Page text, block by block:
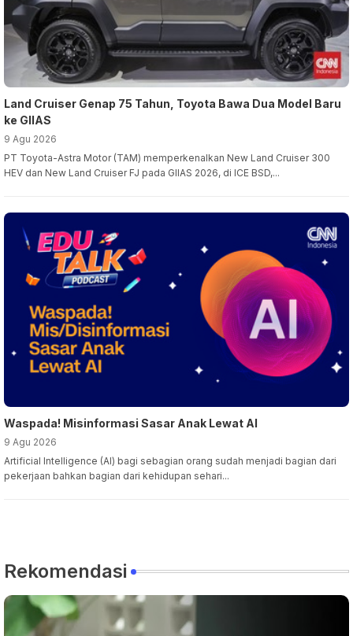
Land Cruiser Genap 75 Tahun, Toyota Bawa Dua Model Baru
ke GIIAS
9 Agu 2026
PT Toyota-Astra Motor (TAM) memperkenalkan New Land Cruiser 300
HEV dan New Land Cruiser FJ pada GIIAS 2026, di ICE BSD,...
Waspada! Misinformasi Sasar Anak Lewat AI
9 Agu 2026
Artificial Intelligence (AI) bagi sebagian orang sudah menjadi bagian dari
pekerjaan bahkan bagian dari kehidupan sehari...
Rekomendasi